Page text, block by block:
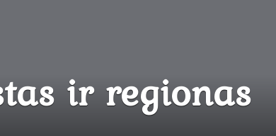
ir regionas